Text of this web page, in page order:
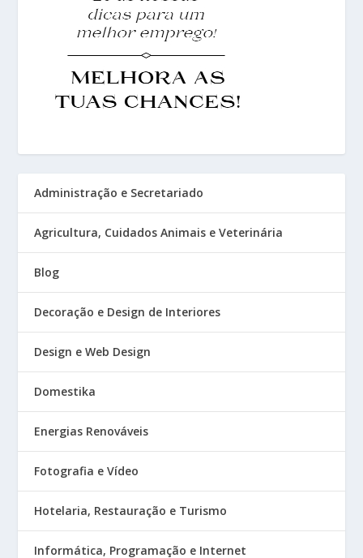
Administração e Secretariado
Agricultura, Cuidados Animais e Veterinária
Blog
Decoração e Design de Interiores
Design e Web Design
Domestika
Energias Renováveis
Fotografia e Vídeo
Hotelaria, Restauração e Turismo
Informática, Programação e Internet